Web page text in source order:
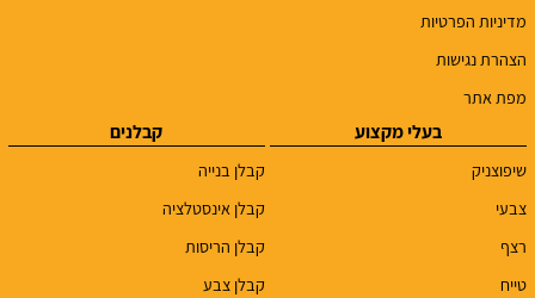
מדיניות הפרטיות
הצהרת נגישות
מפת אתר
בעלי מקצוע
שיפוצניק
צבעי
רצף
טייח
קבלנים
קבלן בנייה
קבלן אינסטלציה
קבלן הריסות
קבלן צבע